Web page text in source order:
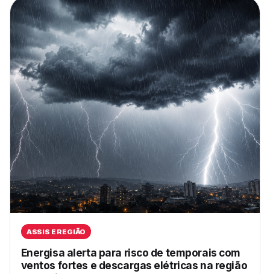
ASSIS E REGIÃO
Energisa alerta para risco de temporais com
ventos fortes e descargas elétricas na região